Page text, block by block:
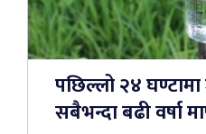
पछिल्लो २४
सबैभन्दा बढी वर्षा